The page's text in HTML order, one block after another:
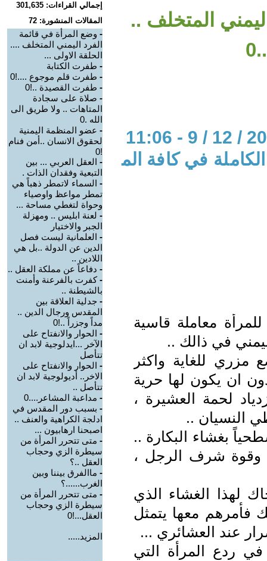
المتخلف ..
في كافة الم
معاملة قاسية
في ذالك ..
مزري للغاية واكثر
ان يكون لها حرية
لحمة العشيرة ،
النسيان ..
بغشاء البكارة ..
وقوة شرف الرجل ،
لهذا الغشاء الذي
فأمرهم معها يتمثل
عند العشائري ...
ردع المرأة التي
إجمالي القراءات: 301,635
المقالات المنشورة: 72
- وضع المرأة في قائمة
الفرد اليمني المتخلف ....
الحلقة الاولى ...
- طفرت الكتابة
- طفرت قلم موجوع ....!0
- طفرت القصيدة ..!0
- صلاة على سجادة
المتاهات .. ولا طريق الى
الله .0
- عضو المنظمة اليمنية
لحقوق الانسان ..أمن فنام
!0
- العقل العربي ... بين
التبعية وفقدان الذات .
- السماء لاتمطر ذهباً هي
تمطر مواعظ واوصياء
وحواة لتغطي مساحة ...
- لعنة ابليس .. ومهزلة
الجبر والاختيار
- العلمانية ليست فصل
الدين عن الدولة ..بل هي
اللادين ..
- دفاعاً عن مملكة العقل ..
-كفرت بالفرعنة وأمنت
بالشيطنة ..
- جدلية العلاقة بين
المقدس ورجال الدين ..
مداً وجزراً ..!0
- الحوار والانفتاح على
الآخر ...ايدلوجية لابد ان
تتأصل
- الحوار والانفتاح على
الاخر.. أديولوجية لابد ان
تتأصل ..
- مداعبة المشاعر....0
- بسبب دور المقدس في
ادلجة الكراهية والعنف ..
اصبحنا ارهابيون ...
- متى تتحرر المرأة من
سيطرة الزي وحجاب
العقل ..؟
- ماالفرق بيننا وبين
الغرب......؟
- متى تتحرر المرأة من
سيطرة الزي وحجاب
العقل...!0
المزيد.....